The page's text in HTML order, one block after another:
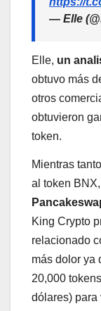
— Elle
Elle, un
obtuvo más
otros
obtuvieron
token.
Mientras
al token BNX,
King Crypto
relacionado
más dolor ya
20,000
dólares) para